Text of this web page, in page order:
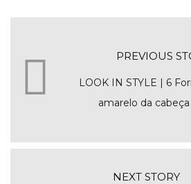
PREVIOUS
LOOK IN STYLE | 6
amarelo da
NEXT STORY